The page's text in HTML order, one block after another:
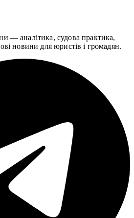
— аналітика, судова практика,
новини для юристів і громадян.